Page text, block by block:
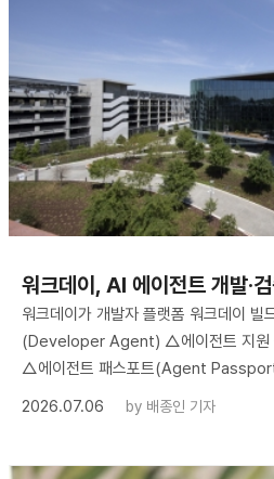
워크데이, AI 에이전트 개발·
워크데이가 개발자 플랫폼 워크데이
(Developer Agent) △에이전트 지
△에이전트 패스포트(Agent
2026.07.06
by 배종인 기자